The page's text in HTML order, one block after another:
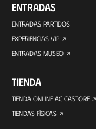
ENTRADAS
ENTRADAS PARTIDOS
EXPERIENCIAS VIP
ENTRADAS MUSEO
TIENDA
TIENDA ONLINE AC CASTORE
TIENDAS FÍSICAS